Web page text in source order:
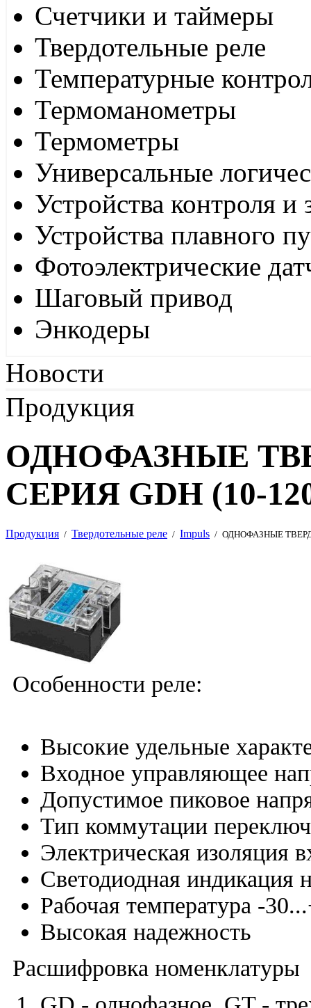
Счетчики и таймеры
Твердотельные реле
Температурные
Термоманометры
Термометры
Универсальные
Устройства контроля
Устройства плавного
Фотоэлектрические
Шаговый привод
Энкодеры
Новости
Продукция
ОДНОФАЗНЫЕ
СЕРИЯ GDH (10-
Продукция / Твердотельные реле / Impuls / ОДНОФАЗНЫЕ
Особенности реле:
Высокие удельные
Входное управляющее
Допустимое пиковое
Тип коммутации
Электрическая изоляция
Светодиодная индикация
Рабочая температура -
Высокая надежность
Расшифровка номенклатуры